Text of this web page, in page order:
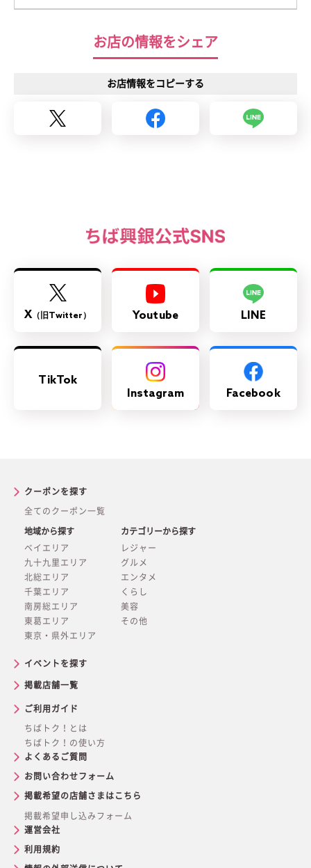
お店の情報をシェア
お店情報をコピーする
X（旧Twitter） Youtube LINE
TikTok
Instagram
Facebook
クーポンを探す
全てのクーポン一覧
地域から探す
ベイエリア
九十九里エリア
北総エリア
千葉エリア
南房総エリア
東葛エリア
東京・県外エリア
カテゴリーから探す
レジャー
グルメ
エンタメ
くらし
美容
その他
イベントを探す
掲載店舗一覧
ご利用ガイド
ちばトク！とは
ちばトク！の使い方
よくあるご質問
お問い合わせフォーム
掲載希望の店舗さまはこちら
掲載希望申し込みフォーム
運営会社
利用規約